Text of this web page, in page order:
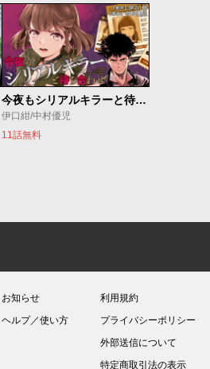
今夜もシリアルキラーと待ち合わせ
伊口紺/中村優児
11話無料
お知らせ
ヘルプ／使い方
利用規約
プライバシーポリシー
外部送信について
特定商取引法の表示